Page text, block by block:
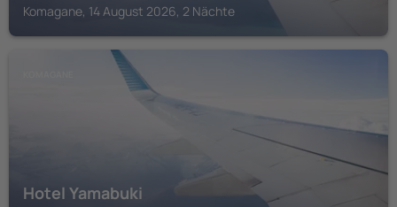
Komagane, 14 August 2026, 2 Nächte
Hotel Yamabuki